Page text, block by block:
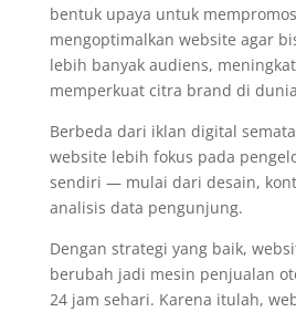
bentuk upaya untuk
mengoptimalkan website agar
lebih banyak audiens,
memperkuat citra brand di
Berbeda dari iklan digital
website lebih fokus pada
sendiri — mulai dari desain,
analisis data pengunjung.
Dengan strategi yang baik,
berubah jadi mesin penjualan
24 jam sehari. Karena itulah,